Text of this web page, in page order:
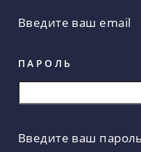
Введите ваш email
ПАРОЛЬ
Введите ваш